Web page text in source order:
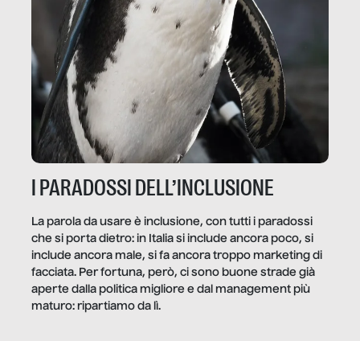
I PARADOSSI DELL’INCLUSIONE
La parola da usare è inclusione, con tutti i paradossi
che si porta dietro: in Italia si include ancora poco, si
include ancora male, si fa ancora troppo marketing di
facciata. Per fortuna, però, ci sono buone strade già
aperte dalla politica migliore e dal management più
maturo: ripartiamo da lì.